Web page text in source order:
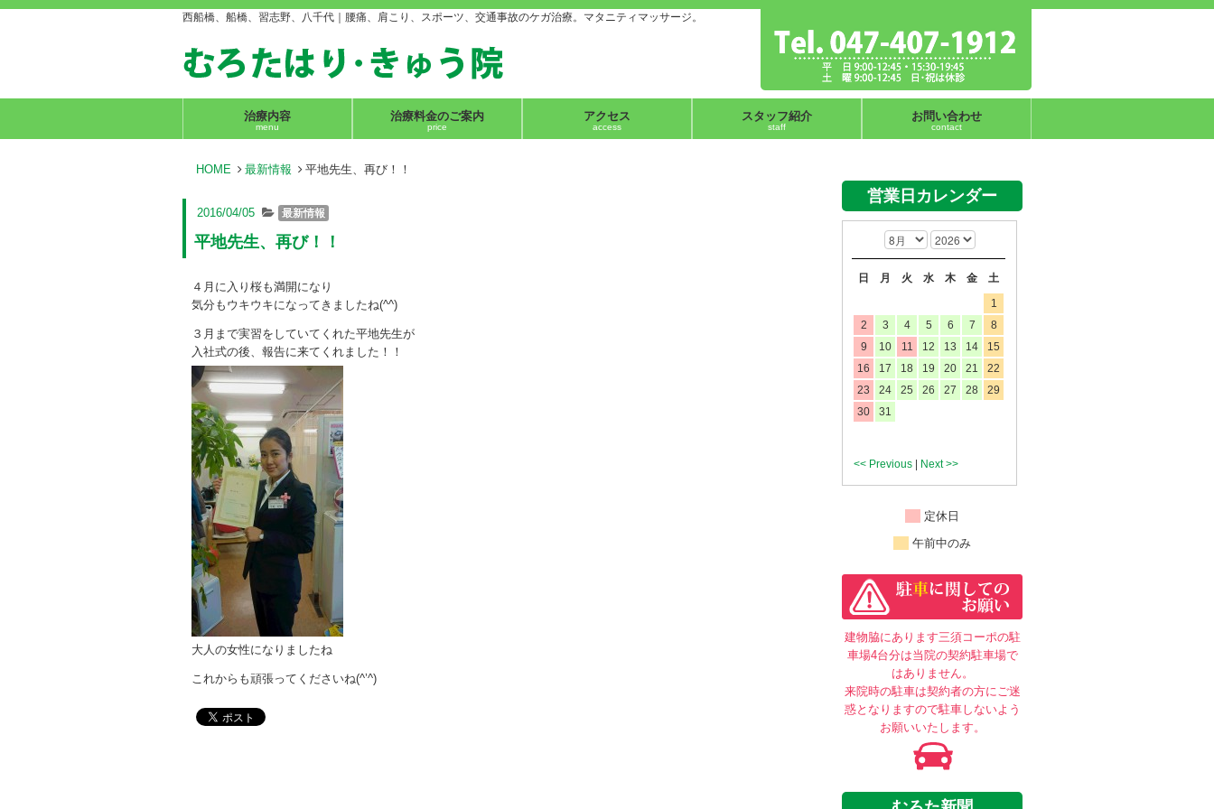
西船橋、船橋、習志野、八千代｜腰痛、肩こり、スポーツ、交通事故のケガ治療。マタニティマッサージ。
治療内容
menu
治療料金のご案内
price
アクセス
access
スタッフ紹介
staff
お問い合わせ
contact
HOME 最新情報 平地先生、再び！！
2016/04/05 最新情報
平地先生、再び！！
４月に入り桜も満開になり
気分もウキウキになってきましたね(^^)
３月まで実習をしていてくれた平地先生が
入社式の後、報告に来てくれました！！
大人の女性になりましたね
これからも頑張ってくださいね(^’^)
営業日カレンダー
日 月 火 水 木 金 土
<< Previous Next >>
1
2
3 4 5 6 7
8
9
10 11 12 13 14
15
16
17 18 19 20 21
22
23
24 25 26 27 28
29
30
31
定休日
午前中のみ
建物脇にあります三須コーポの駐
車場4台分は当院の契約駐車場で
はありません。
来院時の駐車は契約者の方にご迷
惑となりますので駐車しないよう
お願いいたします。